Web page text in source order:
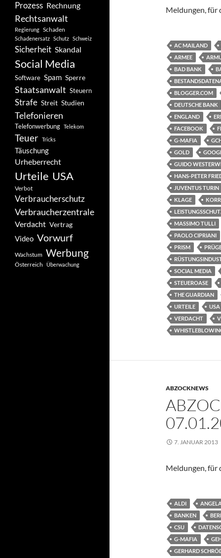
Meldungen, für
AC MAILAND
ARMEE
BAD BANK
BLOGGER.COM
DEUTSCHE BANK
ENGLAND
FACEBOOK
G-MAFIA
GOLD
GUIDO
HANS-PETER
JUVENTUS TURIN
KLAGE
MASSIMO TULLI
PAOLO CIPRIANI
PRISM
SOCIAL MEDIA
STEUEROASE
THE GUARDIAN
URTEILE
USA
VERDACHT
ABZOCKNEWS
7. JANUAR 2013
Meldungen, für
ALDI
BANKEN
CSU
G-MAFIA
GERHARD
Prozess Rechnung
Rechtsanwalt
Regierung Schaden
Schadenersatz Schutz Schweiz
Sicherheit Skandal
Social Media
Software Spam Sperre
Staatsanwalt Steuern
Strafe Streit Studien
Telefonieren
Telefonwerbung Telekom
Teuer Tricks
Täuschung
Urheberrecht
Urteile USA
Verbot
Verbraucherschutz
Verbraucherzentrale
Verdacht Vertrag
Video Vorwurf
Wachstum Werbung
Österreich Überwachung